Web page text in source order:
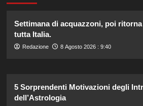
Settimana di acquazzoni, poi
tutta Italia.
Redazione 8 Agosto 2026 : 9:40
5 Sorprendenti Motivazioni degli
dell’Astrologia